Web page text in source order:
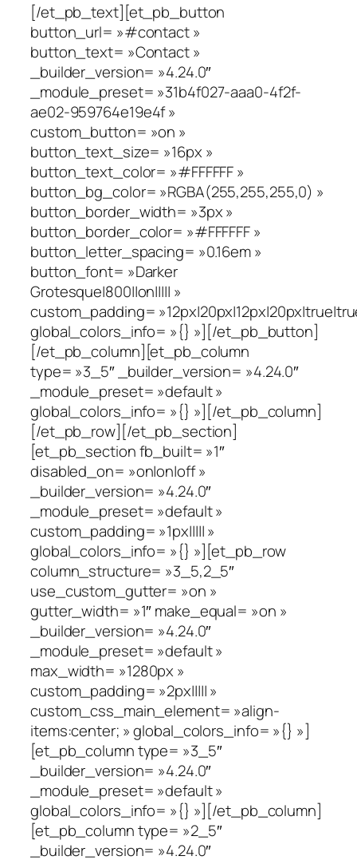
[/et_pb_text][et_pb_button
button_url= »#contact »
button_text= »Contact »
_builder_version= »4.24.0″
_module_preset= »31b4f027-aaa0-4f2f-
ae02-959764e19e4f »
custom_button= »on »
button_text_size= »16px »
button_text_color= »#FFFFFF »
button_bg_color= »RGBA(255,255,255,0) »
button_border_width= »3px »
button_border_color= »#FFFFFF »
button_letter_spacing= »0.16em »
button_font= »Darker
Grotesque|800||on||||| »
custom_padding=
global_colors_info= »{} »][/et_pb_button]
[/et_pb_column][et_pb_column
type= »3_5″ _builder_version= »4.24.0″
_module_preset= »default »
global_colors_info= »{} »][/et_pb_column]
[/et_pb_row][/et_pb_section]
[et_pb_section fb_built= »1″
disabled_on= »on|on|off »
_builder_version= »4.24.0″
_module_preset= »default »
custom_padding= »1px||||| »
global_colors_info= »{} »][et_pb_row
column_structure= »3_5,2_5″
use_custom_gutter= »on »
gutter_width= »1″ make_equal= »on »
_builder_version= »4.24.0″
_module_preset= »default »
max_width= »1280px »
custom_padding= »2px||||| »
custom_css_main_element= »align-
items:center; » global_colors_info= »{} »]
[et_pb_column type= »3_5″
_builder_version= »4.24.0″
_module_preset= »default »
global_colors_info= »{} »][/et_pb_column]
[et_pb_column type= »2_5″
_builder_version= »4.24.0″